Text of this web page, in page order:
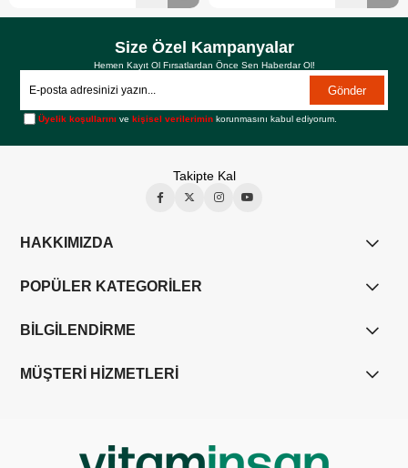
Size Özel Kampanyalar
Hemen Kayıt Ol Fırsatlardan Önce Sen Haberdar Ol!
Gönder
Üyelik koşullarını vekişisel verilerimin korunmasını kabul ediyorum.
Takipte Kal
HAKKIMIZDA
POPÜLER KATEGORİLER
BİLGİLENDİRME
MÜŞTERİ HİZMETLERİ